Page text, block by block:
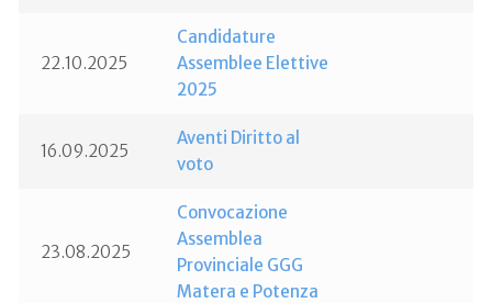
22.10.2025
Candidature
Assemblee Elettive
2025
16.09.2025
Aventi Diritto al
voto
23.08.2025
Convocazione
Assemblea
Provinciale GGG
Matera e Potenza